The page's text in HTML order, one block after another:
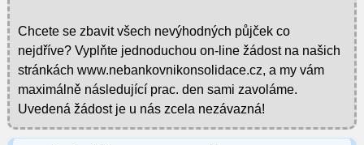
Chcete se zbavit všech nevýhodných půjček co
nejdříve? Vyplňte jednoduchou on-line žádost na našich
stránkách www.nebankovnikonsolidace.cz, a my vám
maximálně následující prac. den sami zavoláme.
Uvedená žádost je u nás zcela nezávazná!